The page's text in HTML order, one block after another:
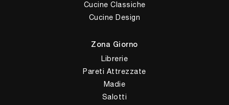
Cucine Classiche
Cucine Design
Zona Giorno
Librerie
Pareti Attrezzate
Madie
Salotti